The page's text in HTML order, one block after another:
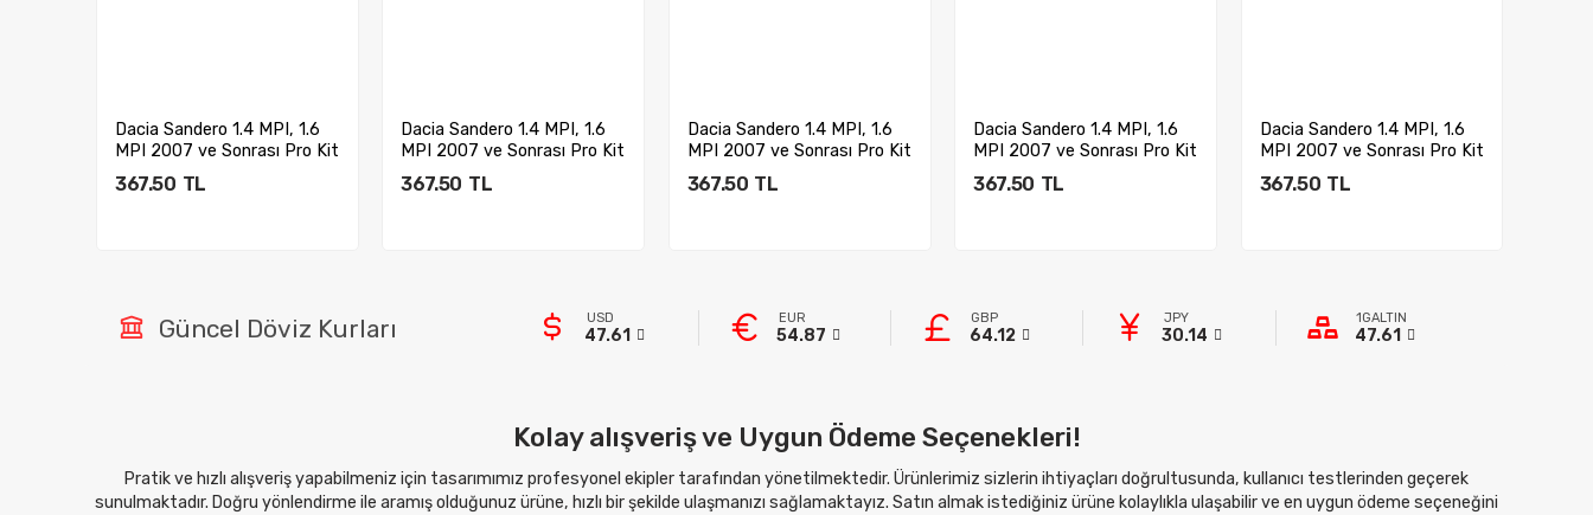
Dacia Sandero 1.4 MPI, 1.6
MPI 2007 ve Sonrası Pro Kit
30 m...
367.50 TL
Dacia Sandero 1.4 MPI, 1.6
MPI 2007 ve Sonrası Pro Kit
30 m...
367.50 TL
Dacia Sandero 1.4 MPI, 1.6
MPI 2007 ve Sonrası Pro Kit
30 m...
367.50 TL
Dacia Sandero 1.4 MPI, 1.6
MPI 2007 ve Sonrası Pro Kit
30 m...
367.50 TL
Dacia Sandero 1.4 MPI, 1.6
MPI 2007 ve Sonrası Pro Kit
30 m...
367.50 TL
Güncel Döviz Kurları USD
47.61
EUR
54.87
GBP
64.12
JPY
30.14
1GALTIN
47.61
Kolay alışveriş ve Uygun Ödeme Seçenekleri!
Pratik ve hızlı alışveriş yapabilmeniz için tasarımımız profesyonel ekipler tarafından yönetilmektedir. Ürünlerimiz sizlerin ihtiyaçları doğrultusunda, kullanıcı testlerinden geçerek
sunulmaktadır. Doğru yönlendirme ile aramış olduğunuz ürüne, hızlı bir şekilde ulaşmanızı sağlamaktayız. Satın almak istediğiniz ürüne kolaylıkla ulaşabilir ve en uygun ödeme seçeneğini